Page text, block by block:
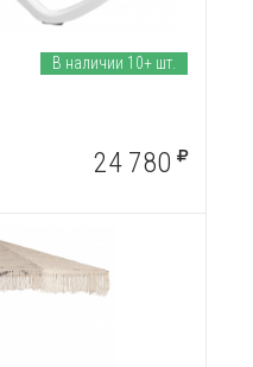
В наличии 10+ шт.
24 780